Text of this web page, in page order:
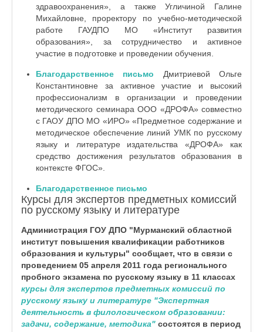
здравоохранения», а также Угличиной Галине
Михайловне, проректору по учебно-методической
работе ГАУДПО МО «Институт развития
образования», за сотрудничество и активное
участие в подготовке и проведении обучения.
Благодарственное письмо
Дмитриевой Ольге
Константиновне за активное участие и высокий
профессионализм в организации и проведении
методического семинара ООО «ДРОФА» совместно
с ГАОУ ДПО МО «ИРО» «Предметное содержание и
методическое обеспечение линий УМК по русскому
языку и литературе издательства «ДРОФА» как
средство достижения результатов образования в
контексте ФГОС».
Благодарственное письмо
Курсы для экспертов предметных комиссий
по русскому языку и литературе
Администрация ГОУ ДПО "Мурманский областной
институт повышения квалификации работников
образования и культуры" сообщает, что в связи с
проведением 05 апреля 2011 года регионального
пробного экзамена по русскому языку в 11 классах
курсы для экспертов предметных комиссий по
русскому языку и литературе "Экспертная
деятельность в филологическом образовании:
задачи, содержание, методика" состоятся в период